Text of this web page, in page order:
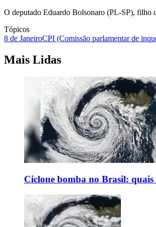
O deputado Eduardo Bolsonaro (PL-SP), filho
Tópicos
8 de JaneiroCPI (Comissão parlamentar de
Mais Lidas
Ciclone bomba no Brasil: quais